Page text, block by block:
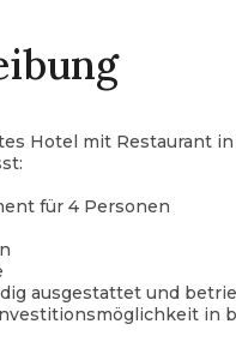
Hotel mit Restaurant
für 4 Personen
ausgestattet und
in